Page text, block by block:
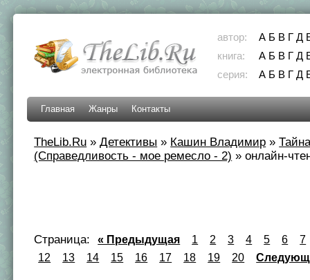
автор: А Б В Г Д
книга:
А Б В Г Д
серия:
А Б В Г Д
Главная Жанры Контакты
TheLib.Ru »Детективы » Кашин Владимир »
(Справедливость - мое ремесло - 2) »онлайн-
Страница: « Предыдущая 1 2 3 4 5 6
7
12
13 14 15 16 17 18 19 20